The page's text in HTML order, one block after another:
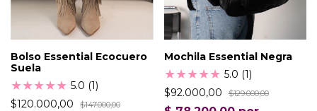
Bolso Essential Ecocuero
Suela
★★★★★ 5.0 (1)
$120.000,00
$147.000,00
Mochila Essential Negra
★★★★★ 5.0 (1)
$92.000,00
$129.000,00